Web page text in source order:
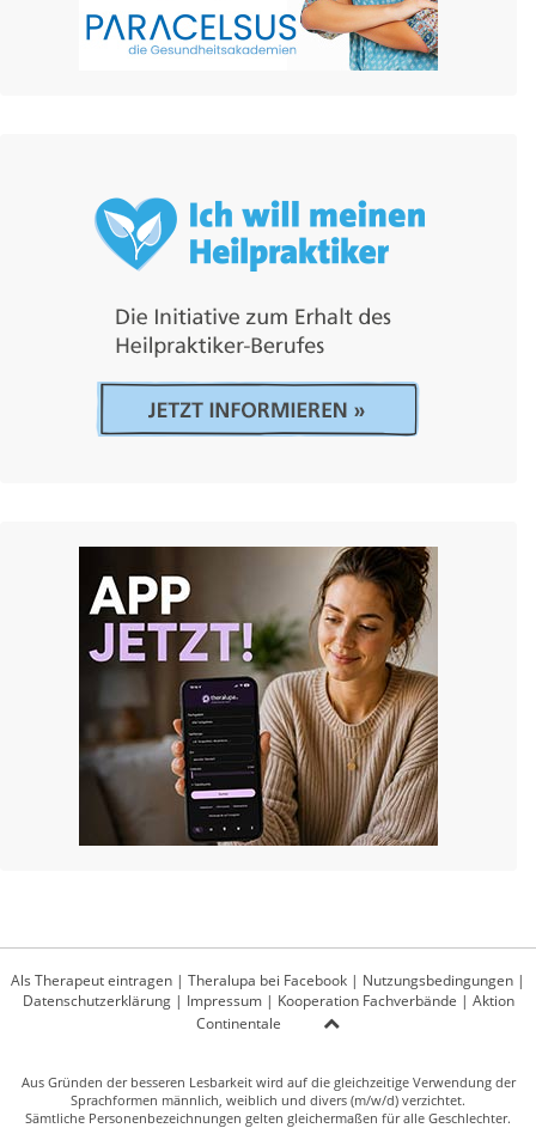
Als Therapeut eintragen | Theralupa bei Facebook | Nutzungsbedingungen |
Datenschutzerklärung| Impressum| Kooperation Fachverbände | Aktion
Continentale
Aus Gründen der besseren Lesbarkeit wird auf die gleichzeitige Verwendung der
Sprachformen männlich, weiblich und divers (m/w/d) verzichtet.
Sämtliche Personenbezeichnungen gelten gleichermaßen für alle Geschlechter.